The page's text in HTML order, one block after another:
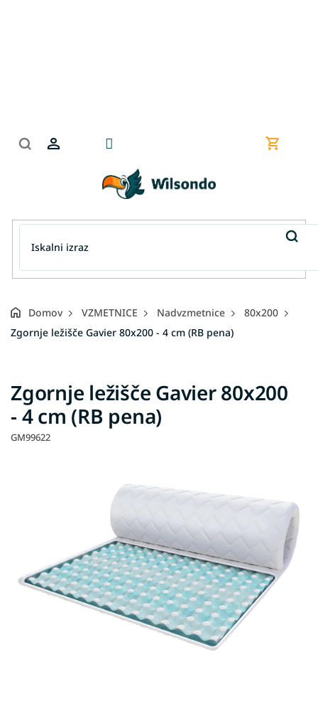
Domov VZMETNICE Nadvzmetnice
80x200
Zgornje ležišče Gavier 80x200 - 4 cm (RB pena)
Zgornje ležišče Gavier 80x200
- 4 cm (RB pena)
GM99622